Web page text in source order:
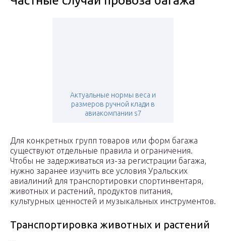
Актуальные нормы веса и
размеров ручной клади в
авиакомпании s7
Для конкретных групп товаров или форм багажа
существуют отдельные правила и ограничения.
Чтобы не задерживаться из-за регистрации багажа,
нужно заранее изучить все условия Уральских
авиалиний для транспортировки спортинвентаря,
животных и растений, продуктов питания,
культурных ценностей и музыкальных инструментов.
Транспортировка животных и растений